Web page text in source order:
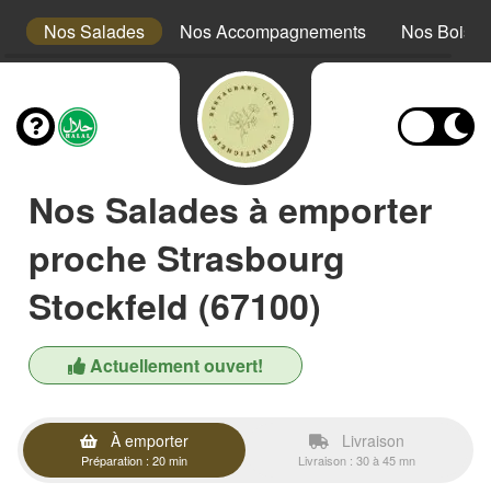
Nos Salades Nos Accompagnements Nos
Nos Salades à emporter
proche Strasbourg
Stockfeld (67100)
Actuellement ouvert!
À emporter
Préparation : 20 min
Livraison
Livraison : 30 à 45 mn